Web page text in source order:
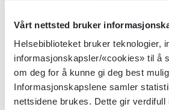
Vårt nettsted bruker
Helsebiblioteket bruker teknologier,
informasjonskapsler/«cookies» til å
om deg for å kunne gi deg best
Informasjonskapslene samler
nettsidene brukes. Dette gir
Folkehelseinstituttet
Detaljer